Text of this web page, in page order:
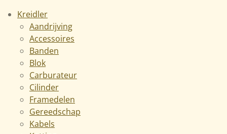
Kreidler
Aandrijving
Accessoires
Banden
Blok
Carburateur
Cilinder
Framedelen
Gereedschap
Kabels